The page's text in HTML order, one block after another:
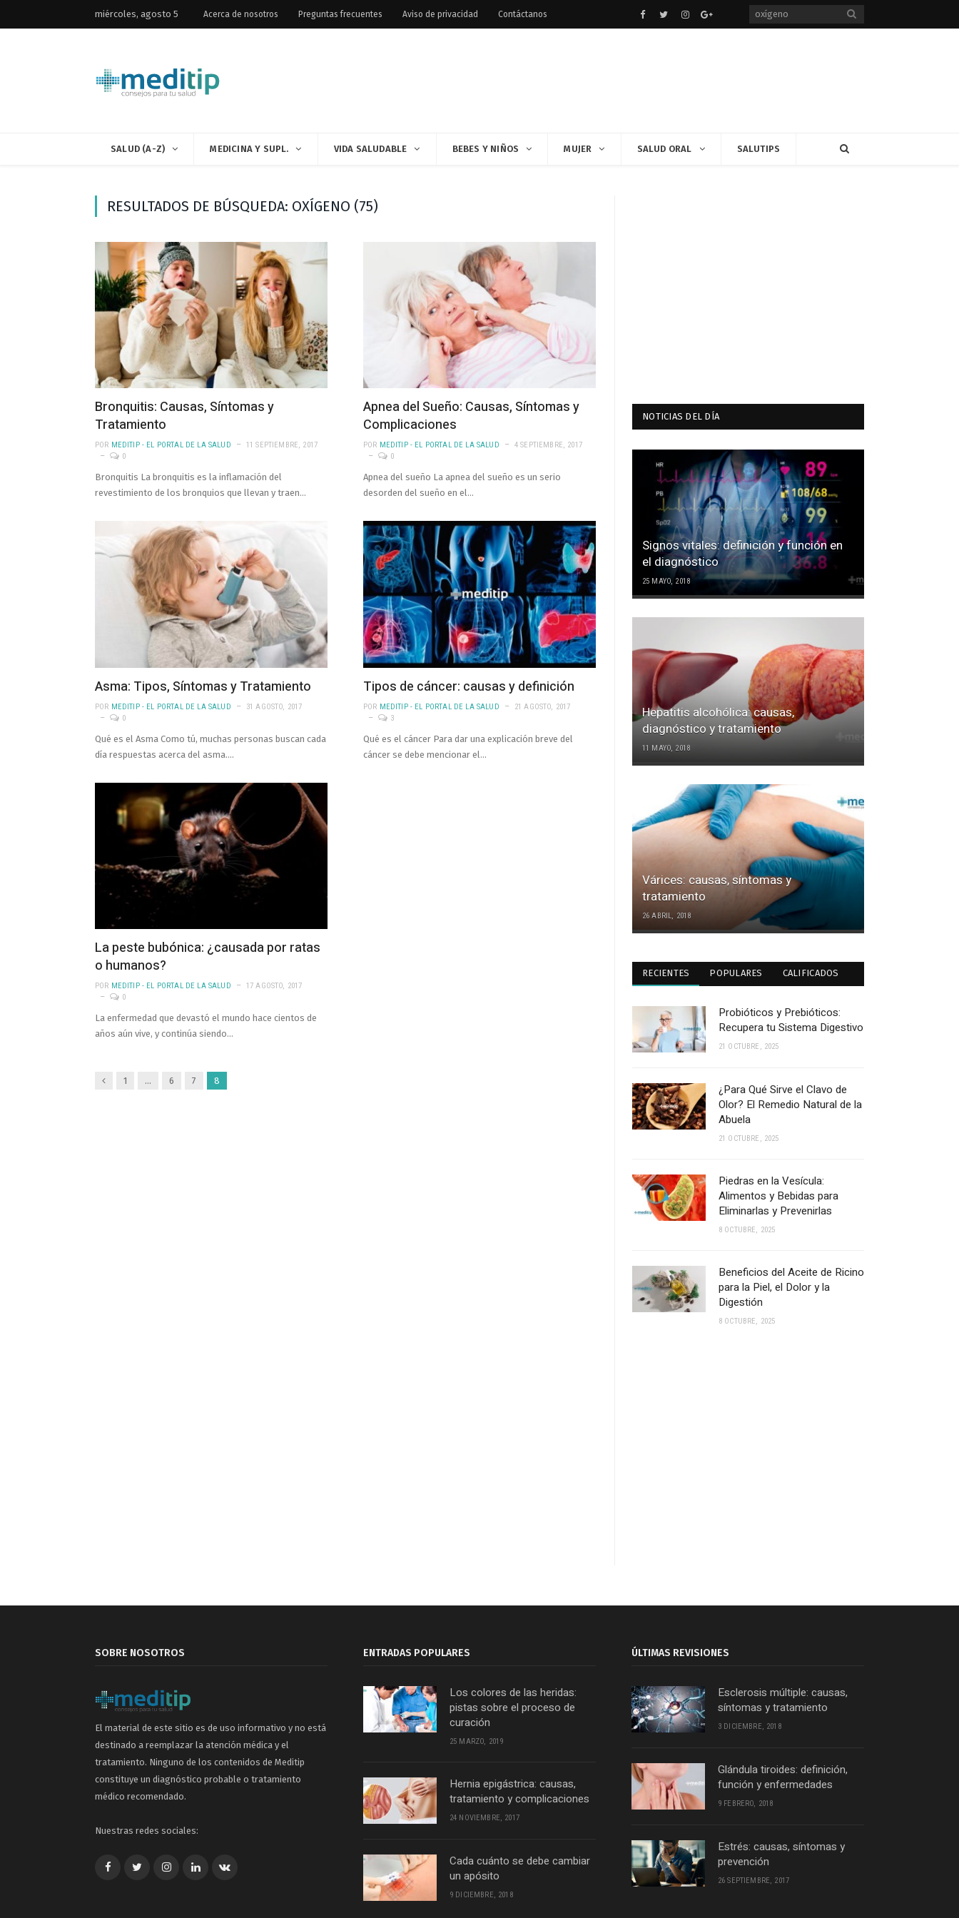
miércoles, agosto 5 Acerca de nosotros Preguntas frecuentes Aviso de privacidad Contáctanos Facebook
TwitterinstagramGoogle+
SALUD (A-Z) MEDICINA Y SUPL. VIDA SALUDABLE BEBES Y NIÑOS MUJER SALUD ORAL SALUTIPS
RESULTADOS DE BÚSQUEDA: OXÍGENO (75)
Bronquitis: Causas, Síntomas y
Tratamiento
POR MEDITIP - EL PORTAL DE LA SALUD
11 SEPTIEMBRE, 2017
0
Bronquitis La bronquitis es la inflamación del
revestimiento de los bronquios que llevan y traen…
Apnea del Sueño: Causas, Síntomas y
Complicaciones
POR MEDITIP - EL PORTAL DE LA SALUD
4 SEPTIEMBRE, 2017
0
Apnea del sueño La apnea del sueño es un serio
desorden del sueño en el…
Asma: Tipos, Síntomas y Tratamiento
POR MEDITIP - EL PORTAL DE LA SALUD
31 AGOSTO, 2017
0
Qué es el Asma Como tú, muchas personas buscan cada
día respuestas acerca del asma.…
Tipos de cáncer: causas y definición
POR MEDITIP - EL PORTAL DE LA SALUD
21 AGOSTO, 2017
3
Qué es el cáncer Para dar una explicación breve del
cáncer se debe mencionar el…
La peste bubónica: ¿causada por ratas
o humanos?
POR MEDITIP - EL PORTAL DE LA SALUD
17 AGOSTO, 2017
0
La enfermedad que devastó el mundo hace cientos de
años aún vive, y continúa siendo…
Anterior
1 … 6 7 8
NOTICIAS DEL DÍA
Signos vitales: definición y función en
el diagnóstico
25 MAYO, 2018
Hepatitis alcohólica: causas,
diagnóstico y tratamiento
11 MAYO, 2018
Várices: causas, síntomas y
tratamiento
26 ABRIL, 2018
RECIENTES POPULARES CALIFICADOS
Probióticos y Prebióticos:
Recupera tu Sistema Digestivo
21 OCTUBRE, 2025
¿Para Qué Sirve el Clavo de
Olor? El Remedio Natural de la
Abuela
21 OCTUBRE, 2025
Piedras en la Vesícula:
Alimentos y Bebidas para
Eliminarlas y Prevenirlas
8 OCTUBRE, 2025
Beneficios del Aceite de Ricino
para la Piel, el Dolor y la
Digestión
8 OCTUBRE, 2025
SOBRE NOSOTROS
El material de este sitio es de uso informativo y no está
destinado a reemplazar la atención médica y el
tratamiento. Ninguno de los contenidos de Meditip
constituye un diagnóstico probable o tratamiento
médico recomendado.
Nuestras redes sociales:
FacebookTwitterGoogle+LinkedInVK
ENTRADAS POPULARES
Los colores de las heridas:
pistas sobre el proceso de
curación
25 MARZO, 2019
Hernia epigástrica: causas,
tratamiento y complicaciones
24 NOVIEMBRE, 2017
Cada cuánto se debe cambiar
un apósito
9 DICIEMBRE, 2018
ÚLTIMAS REVISIONES
Esclerosis múltiple: causas,
síntomas y tratamiento
3 DICIEMBRE, 2018
Glándula tiroides: definición,
función y enfermedades
9 FEBRERO, 2018
Estrés: causas, síntomas y
prevención
26 SEPTIEMBRE, 2017